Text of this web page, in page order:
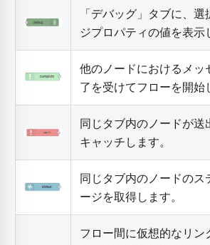
「デバッグ」タブに、
ジプロパティの値を表示
他のノードにおけるメッ
了を受けてフローを開始
同じタブ内のノードが送
キャッチします。
同じタブ内のノードのス
ージを取得します。
フロー間に仮想的なリン